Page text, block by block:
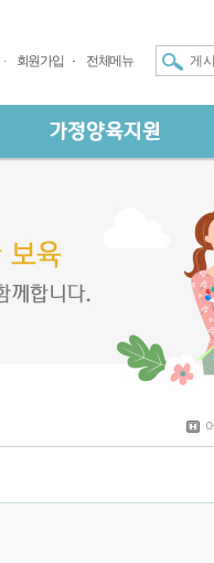
회원가입 전체메뉴